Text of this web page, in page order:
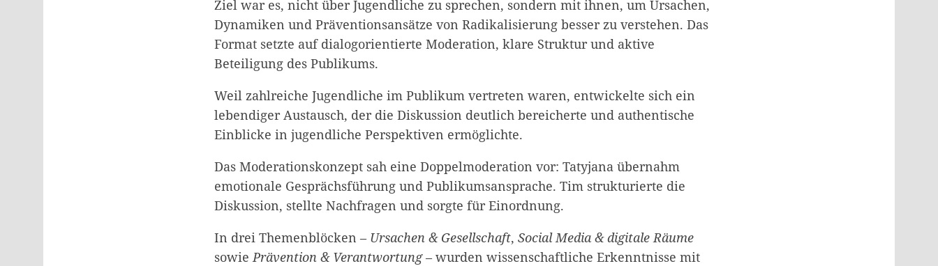
Ziel war es, nicht über Jugendliche zu sprechen, sondern mit ihnen, um Ursachen,
Dynamiken und Präventionsansätze von Radikalisierung besser zu verstehen. Das
Format setzte auf dialogorientierte Moderation, klare Struktur und aktive
Beteiligung des Publikums.
Weil zahlreiche Jugendliche im Publikum vertreten waren, entwickelte sich ein
lebendiger Austausch, der die Diskussion deutlich bereicherte und authentische
Einblicke in jugendliche Perspektiven ermöglichte.
Das Moderationskonzept sah eine Doppelmoderation vor: Tatyjana übernahm
emotionale Gesprächsführung und Publikumsansprache. Tim strukturierte die
Diskussion, stellte Nachfragen und sorgte für Einordnung.
In drei Themenblöcken – Ursachen & Gesellschaft, Social Media & digitale Räume
sowie Prävention & Verantwortung– wurden wissenschaftliche Erkenntnisse mit